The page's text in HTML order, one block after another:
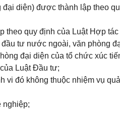
diện) được thành lập theo
theo quy định của Luật Hợp tác
tư nước ngoài, văn phòng
đại diện của tổ chức xúc
Luật Đầu tư;
vi đó không thuộc nhiệm vụ
nghiệp;